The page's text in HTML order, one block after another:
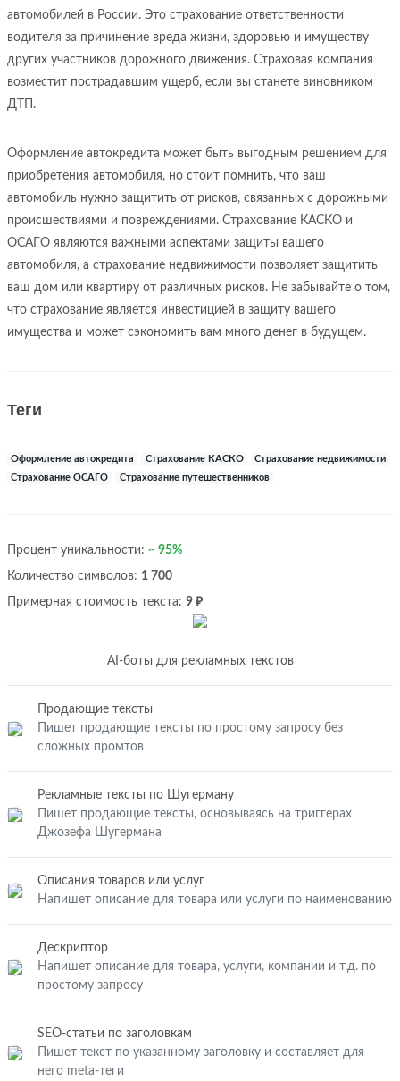
автомобилей в России. Это страхование ответственности
водителя за причинение вреда жизни, здоровью и имуществу
других участников дорожного движения. Страховая компания
возместит пострадавшим ущерб, если вы станете виновником
ДТП.
Оформление автокредита может быть выгодным решением для
приобретения автомобиля, но стоит помнить, что ваш
автомобиль нужно защитить от рисков, связанных с дорожными
происшествиями и повреждениями. Страхование КАСКО и
ОСАГО являются важными аспектами защиты вашего
автомобиля, а страхование недвижимости позволяет защитить
ваш дом или квартиру от различных рисков. Не забывайте о том,
что страхование является инвестицией в защиту вашего
имущества и может сэкономить вам много денег в будущем.
Теги
Оформление автокредита Страхование КАСКО Страхование недвижимости
Страхование ОСАГО Страхование путешественников
Процент уникальности: ~ 95%
Количество символов: 1 700
Примерная стоимость текста: 9 ₽
AI-боты для рекламных текстов
Продающие тексты
Пишет продающие тексты по простому запросу без
сложных промтов
Рекламные тексты по Шугерману
Пишет продающие тексты, основываясь на триггерах
Джозефа Шугермана
Описания товаров или услуг
Напишет описание для товара или услуги по наименованию
Дескриптор
Напишет описание для товара, услуги, компании и т.д. по
простому запросу
SEO-статьи по заголовкам
Пишет текст по указанному заголовку и составляет для
него meta-теги